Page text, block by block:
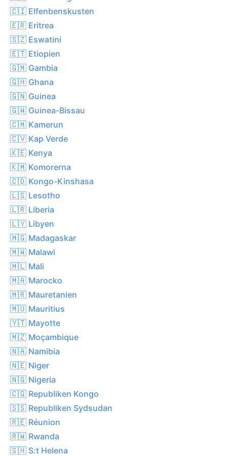
🇨🇮 Elfenbenskusten
🇪🇷 Eritrea
🇸🇿 Eswatini
🇪🇹 Etiopien
🇬🇲 Gambia
🇬🇭 Ghana
🇬🇳 Guinea
🇬🇼 Guinea-Bissau
🇨🇲 Kamerun
🇨🇻 Kap Verde
🇰🇪 Kenya
🇰🇲 Komorerna
🇨🇩 Kongo-Kinshasa
🇱🇸 Lesotho
🇱🇷 Liberia
🇱🇾 Libyen
🇲🇬 Madagaskar
🇲🇼 Malawi
🇲🇱 Mali
🇲🇦 Marocko
🇲🇷 Mauretanien
🇲🇺 Mauritius
🇾🇹 Mayotte
🇲🇿 Moçambique
🇳🇦 Namibia
🇳🇪 Niger
🇳🇬 Nigeria
🇨🇬 Republiken Kongo
🇸🇸 Republiken Sydsudan
🇷🇪 Réunion
🇷🇼 Rwanda
🇸🇭 S:t Helena